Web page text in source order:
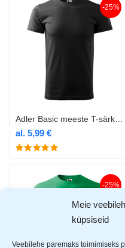
Meie
küpsiseid
Veebilehe paremaks toimimiseks
-25%
al. 5,99 €
-25%